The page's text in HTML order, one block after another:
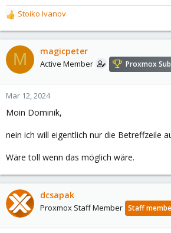
R
e
a
c
t
o
n
:
Stoiko Ivanov
M magicpeter
Active Member Proxmox
Mar 12, 2024
Moin Dominik,
nein ich will eigentlich nur die Betreffzeile
Wäre toll wenn das möglich wäre.
dcsapak
Proxmox Staff Member Staff